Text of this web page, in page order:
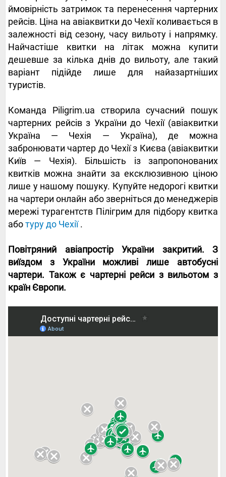
ймовірність затримок та перенесення чартерних
рейсів. Ціна на авіаквитки до Чехії коливається в
залежності від сезону, часу вильоту і напрямку.
Найчастіше квитки на літак можна купити
дешевше за кілька днів до вильоту, але такий
варіант підійде лише для найазартніших
туристів.
Команда Piligrim.ua створила сучасний пошук
чартерних рейсів з України до Чехії (авіаквитки
Україна — Чехія — Україна), де можна
забронювати чартер до Чехії з Києва (авіаквитки
Київ — Чехія). Більшість із запропонованих
квитків можна знайти за ексклюзивною ціною
лише у нашому пошуку. Купуйте недорогі квитки
на чартери онлайн або зверніться до менеджерів
мережі турагентств Пілігрим для підбору квитка
аботуру до Чехії.
Повітряний авіапростір України закритий. З
виїздом з України можливі лише автобусні
чартери. Також є чартерні рейси з вильотом з
країн Європи.